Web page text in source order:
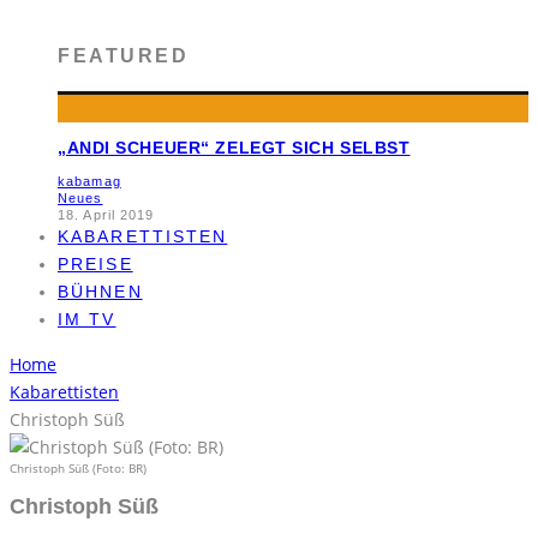
FEATURED
„ANDI SCHEUER“ ZELEGT SICH SELBST
kabamag
Neues
18. April 2019
KABARETTISTEN
PREISE
BÜHNEN
IM TV
Home
Kabarettisten
Christoph Süß
Christoph Süß (Foto: BR)
Christoph Süß